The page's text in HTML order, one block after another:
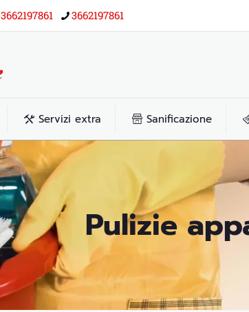
3662197861 3662197861
Servizi extra Sanificazione
Pulizie